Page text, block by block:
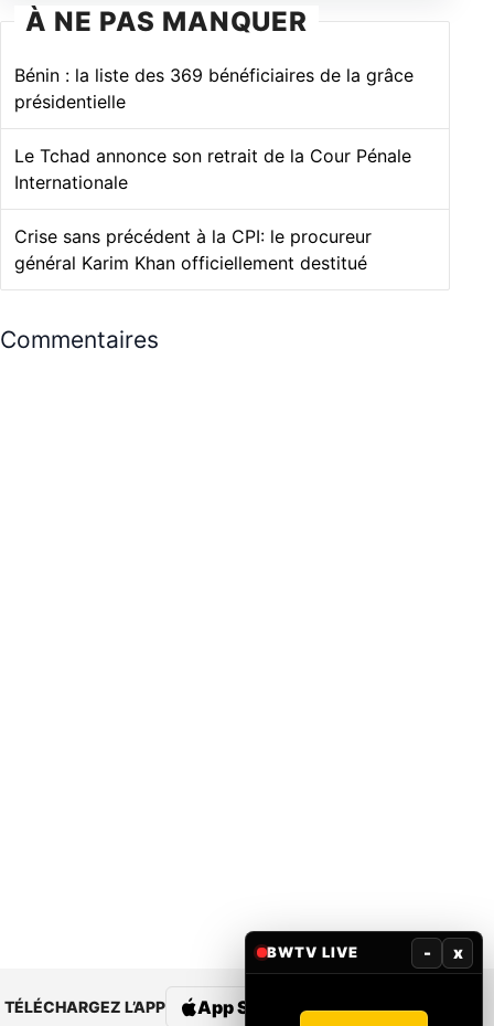
À NE PAS MANQUER
Bénin : la liste des 369 bénéficiaires de la grâce
présidentielle
Le Tchad annonce son retrait de la Cour Pénale
Internationale
Crise sans précédent à la CPI: le procureur
général Karim Khan officiellement destitué
Commentaires
TÉLÉCHARGEZ L’APP App Store Google Play
BWTV LIVE - x